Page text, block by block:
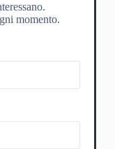
momento.